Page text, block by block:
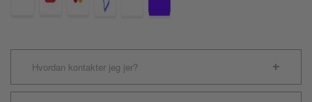
Hvordan kontakter jeg jer?